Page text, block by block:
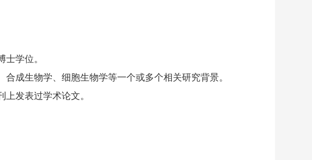
学位。
成生物学、细胞生物学等一个或多个相关研究背景。
发表过学术论文。